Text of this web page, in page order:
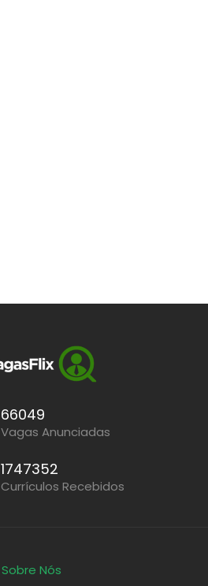
66049
Vagas Anunciadas
1747352
Currículos Recebidos
Sobre Nós